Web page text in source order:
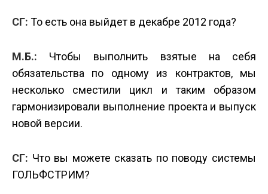
СГ: То есть она выйдет в декабре 2012 года?
М.Б.: Чтобы выполнить взятые на себя
обязательства по одному из контрактов, мы
несколько сместили цикл и таким образом
гармонизировали выполнение проекта и выпуск
новой версии.
СГ: Что вы можете сказать по поводу системы
ГОЛЬФСТРИМ?